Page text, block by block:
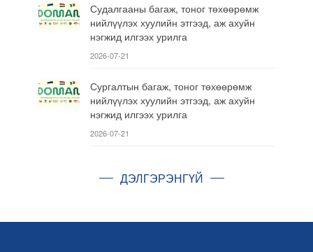
Судалгааны багаж, тоног төхөөрөмж
нийлүүлэх хуулийн этгээд, аж ахуйн
нэгжид илгээх урилга
2026-07-21
Сургалтын багаж, тоног төхөөрөмж
нийлүүлэх хуулийн этгээд, аж ахуйн
нэгжид илгээх урилга
2026-07-21
ДЭЛГЭРЭНГҮЙ